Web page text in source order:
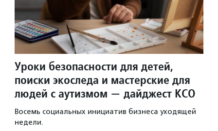
Уроки безопасности для детей,
поиски экоследа и мастерские для
людей с аутизмом — дайджест КСО
Восемь социальных инициатив бизнеса уходящей
недели.